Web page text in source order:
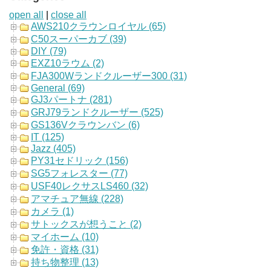
open all
close all
AWS210クラウンロイヤル (65)
C50スーパーカブ (39)
DIY (79)
EXZ10ラウム (2)
FJA300Wランドクルーザー300 (31)
General (69)
GJ3パートナ (281)
GRJ79ランドクルーザー (525)
GS136Vクラウンバン (6)
IT (125)
Jazz (405)
PY31セドリック (156)
SG5フォレスター (77)
USF40レクサスLS460 (32)
アマチュア無線 (228)
カメラ (1)
サトックスが想うこと (2)
マイホーム (10)
免許・資格 (31)
持ち物整理 (13)